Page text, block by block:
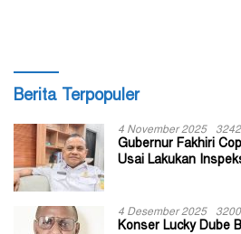
Berita Terpopuler
4 November 2025
Gubernur Fakhiri
Usai Lakukan
4 Desember 2025
Konser Lucky Dube